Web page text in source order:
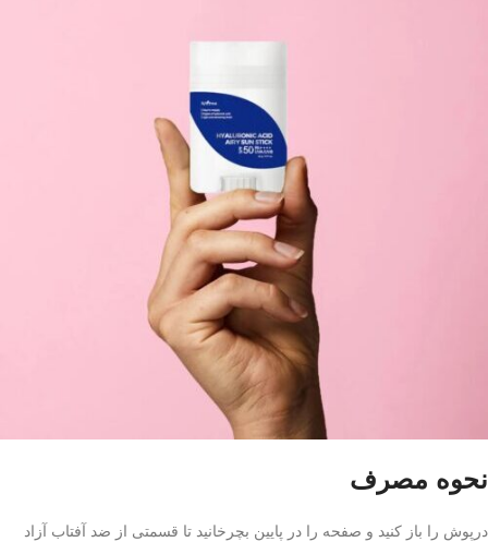
نحوه مصرف
درپوش را باز کنید و صفحه را در پایین بچرخانید تا قسمتی از ضد آفتاب آزاد